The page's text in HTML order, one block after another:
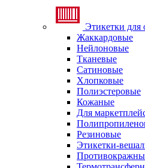
Этикетки для
Жаккардовые
Нейлоновые
Тканевые
Сатиновые
Хлопковые
Полиэстеровые
Кожаные
Для
Резиновые
Этикетки-